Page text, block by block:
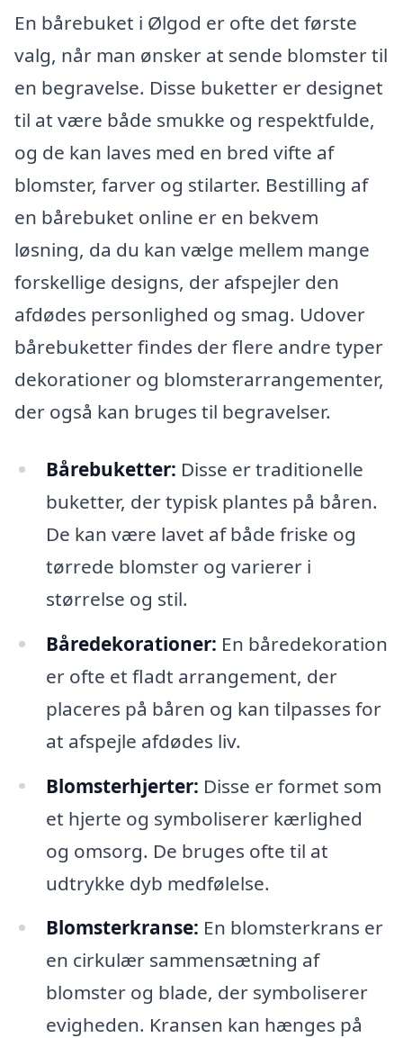
En bårebuket i Ølgod er ofte det første
valg, når man ønsker at sende blomster til
en begravelse. Disse buketter er designet
til at være både smukke og respektfulde,
og de kan laves med en bred vifte af
blomster, farver og stilarter. Bestilling af
en bårebuket online er en bekvem
løsning, da du kan vælge mellem mange
forskellige designs, der afspejler den
afdødes personlighed og smag. Udover
bårebuketter findes der flere andre typer
dekorationer og blomsterarrangementer,
der også kan bruges til begravelser.
Bårebuketter: Disse er traditionelle
buketter, der typisk plantes på båren.
De kan være lavet af både friske og
tørrede blomster og varierer i
størrelse og stil.
Båredekorationer: En båredekoration
er ofte et fladt arrangement, der
placeres på båren og kan tilpasses for
at afspejle afdødes liv.
Blomsterhjerter: Disse er formet som
et hjerte og symboliserer kærlighed
og omsorg. De bruges ofte til at
udtrykke dyb medfølelse.
Blomsterkranse: En blomsterkrans er
en cirkulær sammensætning af
blomster og blade, der symboliserer
evigheden. Kransen kan hænges på